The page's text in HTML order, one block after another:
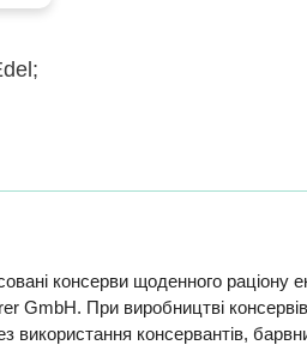
консерви щоденного раціону
GmbH. При виробництві
консервантів,